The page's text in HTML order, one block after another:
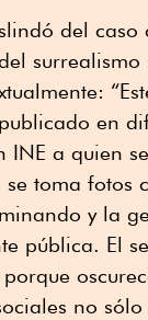
del caso
surrealismo
en
INE a quien
toma fotos
y la
pública. El
no